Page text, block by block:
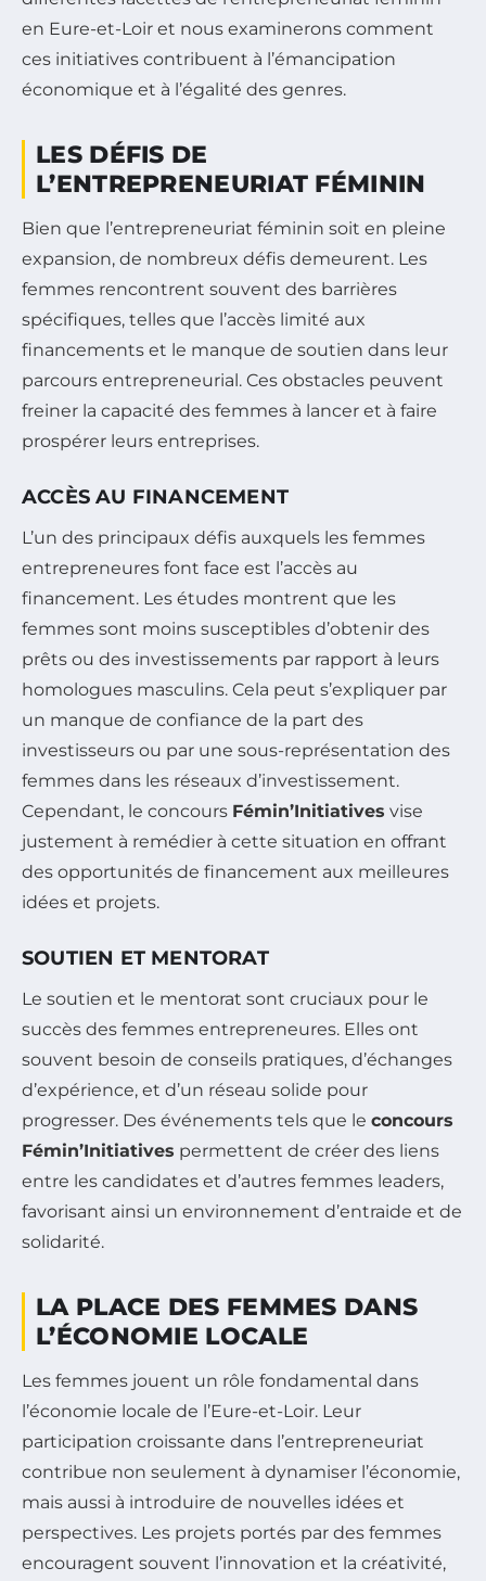
en Eure-et-Loir et nous examinerons comment
ces initiatives contribuent à l’émancipation
économique et à l’égalité des genres.
LES DÉFIS DE
L’ENTREPRENEURIAT FÉMININ
Bien que l’entrepreneuriat féminin soit en pleine
expansion, de nombreux défis demeurent. Les
femmes rencontrent souvent des barrières
spécifiques, telles que l’accès limité aux
financements et le manque de soutien dans leur
parcours entrepreneurial. Ces obstacles peuvent
freiner la capacité des femmes à lancer et à faire
prospérer leurs entreprises.
ACCÈS AU FINANCEMENT
L’un des principaux défis auxquels les femmes
entrepreneures font face est l’accès au
financement. Les études montrent que les
femmes sont moins susceptibles d’obtenir des
prêts ou des investissements par rapport à leurs
homologues masculins. Cela peut s’expliquer par
un manque de confiance de la part des
investisseurs ou par une sous-représentation des
femmes dans les réseaux d’investissement.
Cependant, le concours Fémin’Initiatives vise
justement à remédier à cette situation en offrant
des opportunités de financement aux meilleures
idées et projets.
SOUTIEN ET MENTORAT
Le soutien et le mentorat sont cruciaux pour le
succès des femmes entrepreneures. Elles ont
souvent besoin de conseils pratiques, d’échanges
d’expérience, et d’un réseau solide pour
progresser. Des événements tels que le concours
Fémin’Initiatives permettent de créer des liens
entre les candidates et d’autres femmes leaders,
favorisant ainsi un environnement d’entraide et de
solidarité.
LA PLACE DES FEMMES DANS
L’ÉCONOMIE LOCALE
Les femmes jouent un rôle fondamental dans
l’économie locale de l’Eure-et-Loir. Leur
participation croissante dans l’entrepreneuriat
contribue non seulement à dynamiser l’économie,
mais aussi à introduire de nouvelles idées et
perspectives. Les projets portés par des femmes
encouragent souvent l’innovation et la créativité,